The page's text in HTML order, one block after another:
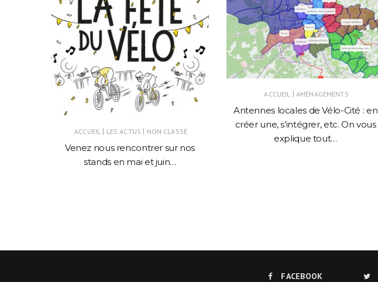
ACCUEIL | LES ACTUS | NON CLASSÉ
Venez nous rencontrer sur nos
stands en mai et juin…
ACCUEIL | AMÉNAGEMENTS
Antennes locales de Vélo-Cité : en
créer une, s’intégrer, etc. On vous
explique tout…
FACEBOOK